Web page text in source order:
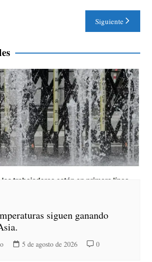
Siguiente
siguen ganando
5 de agosto de 2026 0